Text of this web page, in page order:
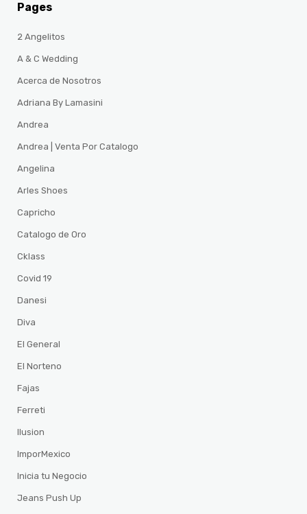
Pages
2 Angelitos
A & C Wedding
Acerca de Nosotros
Adriana By Lamasini
Andrea
Andrea | Venta Por Catalogo
Angelina
Arles Shoes
Capricho
Catalogo de Oro
Cklass
Covid 19
Danesi
Diva
El General
El Norteno
Fajas
Ferreti
Ilusion
ImporMexico
Inicia tu Negocio
Jeans Push Up